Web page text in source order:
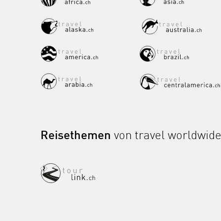
Reisethemen von travel worldwide